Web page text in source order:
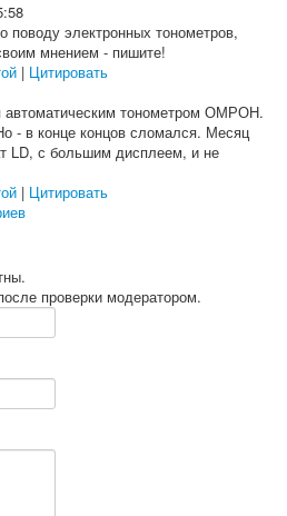
поводу электронных тонометров,
мнением - пишите!
| Цитировать
автоматическим тонометром ОМРОН.
- в конце концов сломался. Месяц
LD, с большим дисплеем, и не
| Цитировать
проверки модератором.